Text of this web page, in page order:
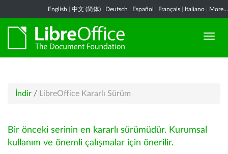
English 中文 (简体) Deutsch Español Français Italiano More...
İndir / LibreOffice Kararlı Sürüm
Bir önceki serinin en kararlı sürümüdür. Kurumsal
kullanım ve önemli çalışmalar için önerilir.